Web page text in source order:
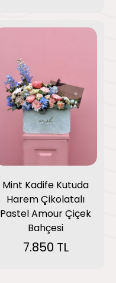
Mint Kadife Kutuda
Harem Çikolatalı
Pastel Amour Çiçek
Bahçesi
7.850 TL